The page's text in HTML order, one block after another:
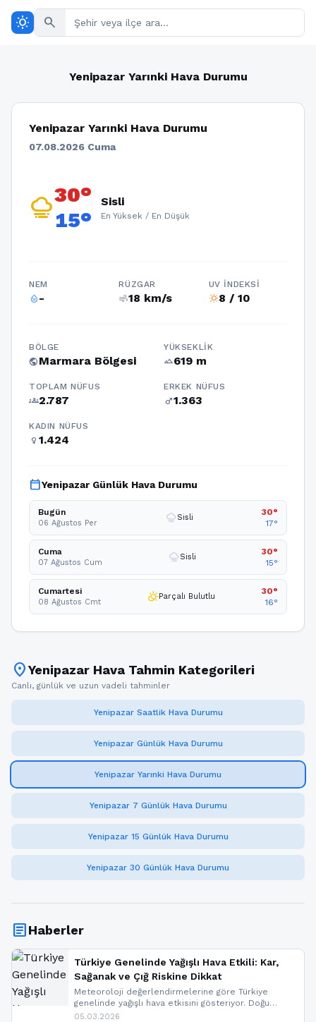
wb_sunny search
Yenipazar Yarınki Hava Durumu
Yenipazar Yarınki Hava Durumu
07.08.2026 Cuma
foggy30°
15°
Sisli
En Yüksek / En Düşük
NEM
humidity_percentage-
RÜZGAR
air18 km/s
UV İNDEKSI
wb_sunny8 / 10
BÖLGE
publicMarmara Bölgesi
YÜKSEKLIK
terrain619 m
TOPLAM NÜFUS
groups2.787
ERKEK NÜFUS
male1.363
KADIN NÜFUS
female 1.424
calendar_todayYenipazar Günlük Hava Durumu
Bugün
06 Ağustos Per foggy Sisli
30°
17°
Cuma
07 Ağustos Cum foggy Sisli
30°
15°
Cumartesi
08 Ağustos Cmt partly_cloudy_dayParçalı Bulutlu
30°
16°
location_onYenipazar Hava Tahmin Kategorileri
Canlı, günlük ve uzun vadeli tahminler
Yenipazar Saatlik Hava Durumu
Yenipazar Günlük Hava Durumu
Yenipazar Yarınki Hava Durumu
Yenipazar 7 Günlük Hava Durumu
Yenipazar 15 Günlük Hava Durumu
Yenipazar 30 Günlük Hava Durumu
articleHaberler
Türkiye Genelinde Yağışlı Hava Etkili: Kar,
Sağanak ve Çığ Riskine Dikkat
Meteoroloji değerlendirmelerine göre Türkiye
genelinde yağışlı hava etkisini gösteriyor. Doğu
bölgelerinde kar yağışı beklenirken Marmara ve
05.03.2026